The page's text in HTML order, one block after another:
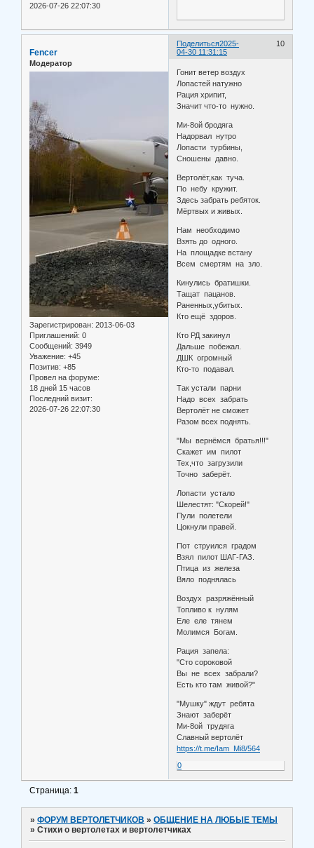
2026-07-26 22:07:30
Поделиться 10
2025-
04-30 11:31:15
Fencer
Модератор
Зарегистрирован: 2013-06-03
Приглашений: 0
Сообщений: 3949
Уважение: +45
Позитив: +85
Провел на форуме:
18 дней 15 часов
Последний визит:
2026-07-26 22:07:30
Гонит ветер воздух
Лопастей натужно
Рация хрипит,
Значит что-то нужно.
Ми-8ой бродяга
Надорвал нутро
Лопасти турбины,
Сношены давно.
Вертолёт,как туча.
По небу кружит.
Здесь забрать ребяток.
Мёртвых и живых.
Нам необходимо
Взять до одного.
На площадке встану
Всем смертям на зло.
Кинулись братишки.
Тащат пацанов.
Раненных,убитых.
Кто ещё здоров.
Кто РД закинул
Дальше побежал.
ДШК огромный
Кто-то подавал.
Так устали парни
Надо всех забрать
Вертолёт не сможет
Разом всех поднять.
"Мы вернёмся братья!!!"
Скажет им пилот
Тех,что загрузили
Точно заберёт.
Лопасти устало
Шелестят: "Скорей!"
Пули полетели
Цокнули правей.
Пот струился градом
Взял пилот ШАГ-ГАЗ.
Птица из железа
Вяло поднялась
Воздух разряжённый
Топливо к нулям
Еле еле тянем
Молимся Богам.
Рация запела:
"Сто сороковой
Вы не всех забрали?
Есть кто там живой?"
"Мушку" ждут ребята
Знают заберёт
Ми-8ой трудяга
Славный вертолёт
https://t.me/Iam_Mi8/564
0
Страница:1
»ФОРУМ ВЕРТОЛЕТЧИКОВ »ОБЩЕНИЕ НА ЛЮБЫЕ ТЕМЫ
»Стихи о вертолетах и вертолетчиках